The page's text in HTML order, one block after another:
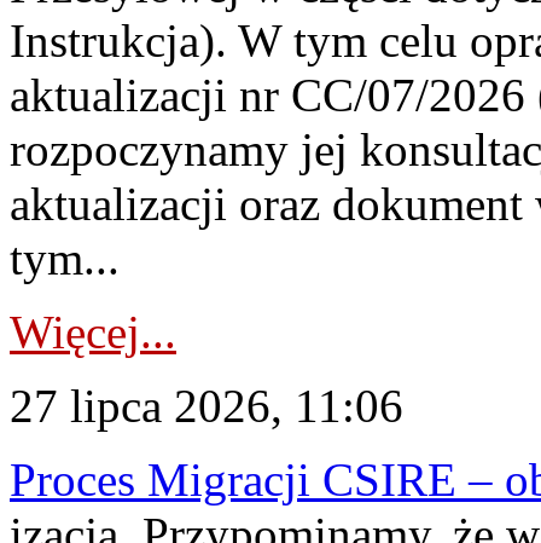
Instrukcja). W tym celu
aktualizacji nr CC/07/
rozpoczynamy jej
aktualizacji oraz
tym...
Więcej...
27 lipca 2026, 11:06
Proces Migracji CSIRE –